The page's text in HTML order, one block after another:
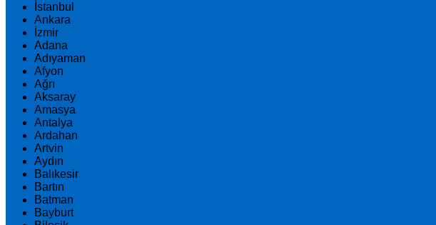
İstanbul
Ankara
İzmir
Adana
Adıyaman
Afyon
Ağrı
Aksaray
Amasya
Antalya
Ardahan
Artvin
Aydın
Balıkesir
Bartın
Batman
Bayburt